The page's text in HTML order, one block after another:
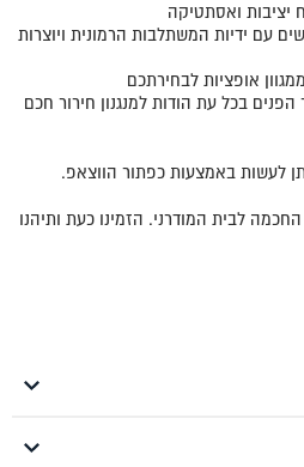
יציבות ואסתטיקה
עם ידיות המשתלבות הרמונית ויוצרות
אופציות לבחירתכם
הפנים בכל עת הודות למנגנון חירור חכם
לבית המודרני. הזמינו כעת ותיהנו